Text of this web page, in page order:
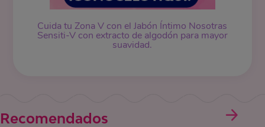
Cuida tu Zona V con el Jabón Íntimo Nosotras
Sensiti-V con extracto de algodón para mayor
suavidad.
Recomendados